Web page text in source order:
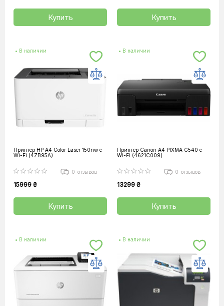
Купить Купить
• В наличии
Принтер HP А4 Color Laser 150nw с
Wi-Fi (4ZB95A)
0 отзывов
15999 ₴
Купить
• В наличии
Принтер Canon А4 PIXMA G540 c
Wi-Fi (4621C009)
0 отзывов
13299 ₴
Купить
• В наличии • В наличии